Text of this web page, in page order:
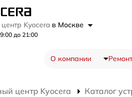
Kyocera в Москве
до 21:00
О компании
центр Kyocera Каталог